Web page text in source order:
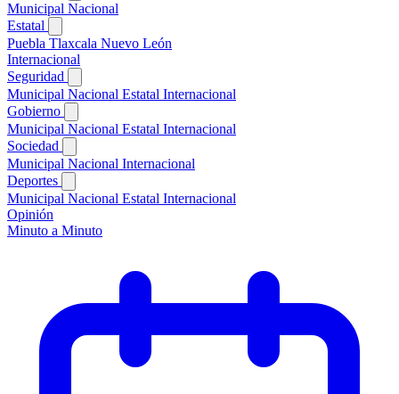
Municipal Nacional
Estatal
Puebla Tlaxcala Nuevo León
Internacional
Seguridad
Municipal Nacional Estatal Internacional
Gobierno
Municipal Nacional Estatal Internacional
Sociedad
Municipal Nacional Internacional
Deportes
Municipal Nacional Estatal Internacional
Opinión
Minuto a Minuto